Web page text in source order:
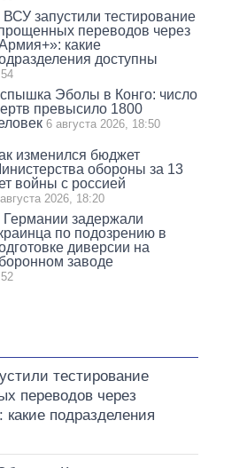
ВСУ запустили тестирование
переводов через
какие
доступны
Эболы в Конго: число
превысило 1800
6 августа 2026, 18:50
изменился бюджет
обороны за 13
войны с россией
2026, 18:20
Германии задержали
по подозрению в
диверсии на
заводе
тестирование
переводов через
подразделения